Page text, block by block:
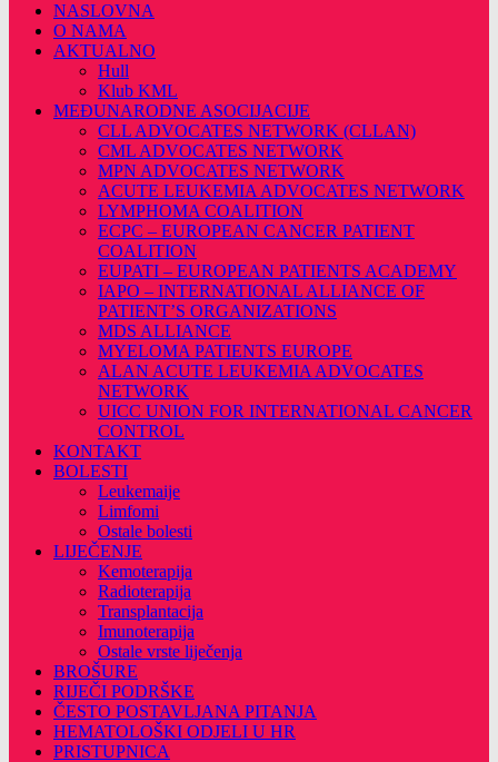
stranicu
NASLOVNA
O NAMA
AKTUALNO
Hull
Klub KML
MEĐUNARODNE ASOCIJACIJE
CLL ADVOCATES NETWORK (CLLAN)
CML ADVOCATES NETWORK
MPN ADVOCATES NETWORK
ACUTE LEUKEMIA ADVOCATES NETWORK
LYMPHOMA COALITION
ECPC – EUROPEAN CANCER PATIENT
COALITION
EUPATI – EUROPEAN PATIENTS ACADEMY
IAPO – INTERNATIONAL ALLIANCE OF
PATIENT’S ORGANIZATIONS
MDS ALLIANCE
MYELOMA PATIENTS EUROPE
ALAN ACUTE LEUKEMIA ADVOCATES
NETWORK
UICC UNION FOR INTERNATIONAL CANCER
CONTROL
KONTAKT
BOLESTI
Leukemaije
Limfomi
Ostale bolesti
LIJEČENJE
Kemoterapija
Radioterapija
Transplantacija
Imunoterapija
Ostale vrste liječenja
BROŠURE
RIJEČI PODRŠKE
ČESTO POSTAVLJANA PITANJA
HEMATOLOŠKI ODJELI U HR
PRISTUPNICA